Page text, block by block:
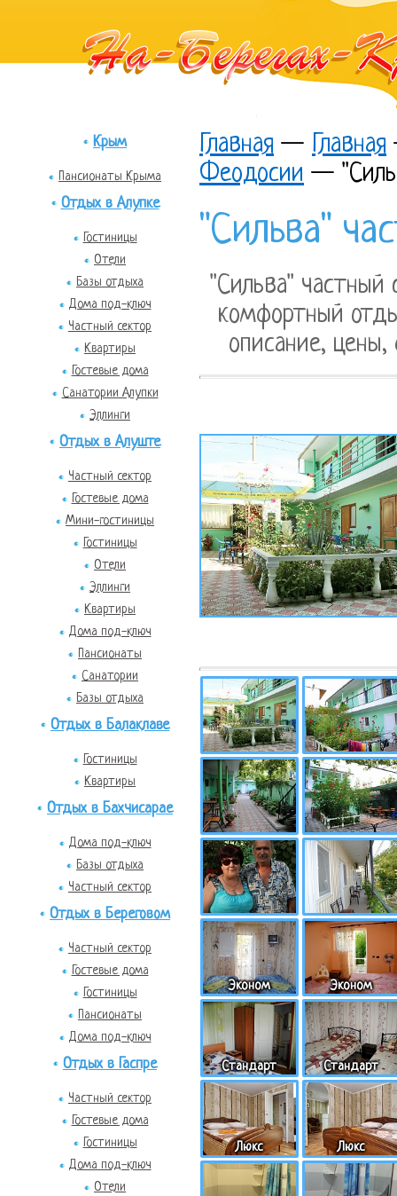
Крым
Пансионаты Крыма
Отдых в Алупке
Гостиницы
Отели
Базы отдыха
Дома под-ключ
Частный сектор
Квартиры
Гостевые дома
Санатории Алупки
Эллинги
Отдых в Алуште
Частный сектор
Гостевые дома
Мини-гостиницы
Гостиницы
Отели
Эллинги
Квартиры
Дома под-ключ
Пансионаты
Санатории
Базы отдыха
Отдых в Балаклаве
Гостиницы
Квартиры
Отдых в Бахчисарае
Дома под-ключ
Базы отдыха
Частный сектор
Отдых в Береговом
Частный сектор
Гостевые дома
Гостиницы
Пансионаты
Дома под-ключ
Отдых в Гаспре
Частный сектор
Гостевые дома
Гостиницы
Дома под-ключ
Отели
Главная — Главная
Феодосии —
"Сильва"
"Сильва"
комфортный
описание,
Эконом Эконом
Стандарт Стандарт
Люкс Люкс